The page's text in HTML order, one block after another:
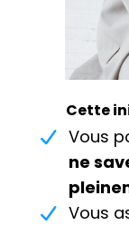
Cette
Vous
ne
Vous